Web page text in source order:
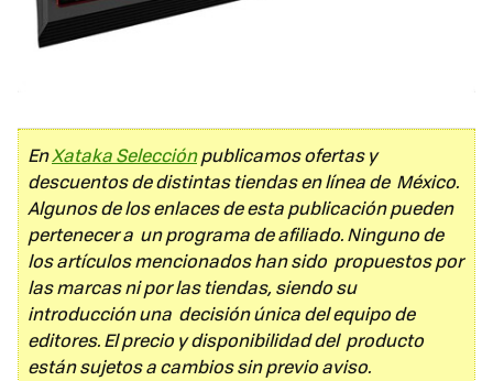
EnXataka Selecciónpublicamos ofertas y
descuentos de distintas tiendas en línea de México.
Algunos de los enlaces de esta publicación pueden
pertenecer a un programa de afiliado. Ninguno de
los artículos mencionados han sido propuestos por
las marcas ni por las tiendas, siendo su
introducción una decisión única del equipo de
editores. El precio y disponibilidad del producto
están sujetos a cambios sin previo aviso.